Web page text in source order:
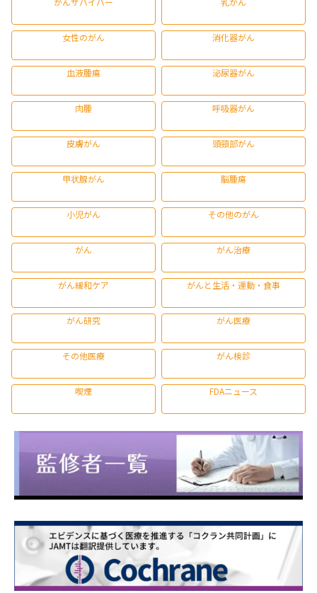
女性のがん 消化器がん
血液腫瘍 泌尿器がん
肉腫 呼吸器がん
皮膚がん 頭頸部がん
甲状腺がん 脳腫瘍
小児がん その他のがん
がん がん治療
がん緩和ケア がんと生活・運動・食事
がん研究 がん医療
その他医療 がん検診
喫煙 FDAニュース